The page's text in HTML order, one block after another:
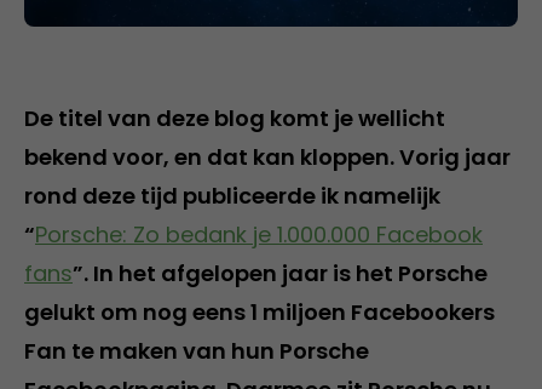
De titel van deze blog komt je wellicht
bekend voor, en dat kan kloppen. Vorig jaar
rond deze tijd publiceerde ik namelijk
“Porsche: Zo bedank je 1.000.000 Facebook
fans”. In het afgelopen jaar is het Porsche
gelukt om nog eens 1 miljoen Facebookers
Fan te maken van hun Porsche